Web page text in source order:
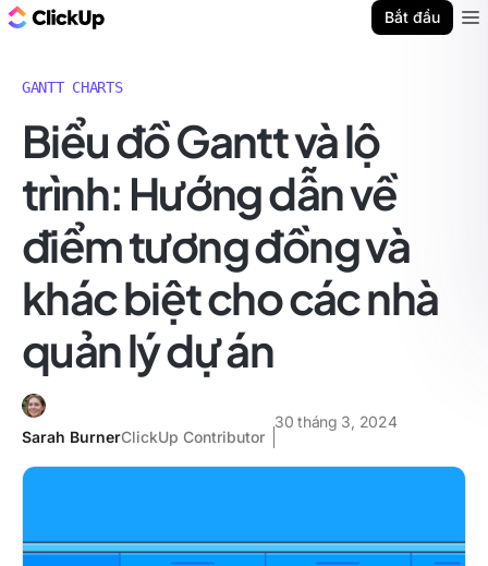
Bắt đầu
GANTT CHARTS
Biểu đồ Gantt và lộ
trình: Hướng dẫn về
điểm tương đồng và
khác biệt cho các nhà
quản lý dự án
Sarah BurnerClickUp Contributor
30 tháng 3, 2024